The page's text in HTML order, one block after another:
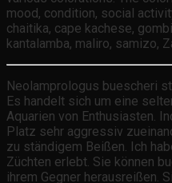
mood, condition, social
chaitika, cape kachese,
kantalamba, maliro, samizo,
Neolamprologus buescheri
Es handelt sich um eine
Aquarien von Enthusiasten.
Platz sehr aggressiv
zu ständigem Beißen. Ich
Züchten erlebt. Sie können
ihrem Gegner herausreißen.